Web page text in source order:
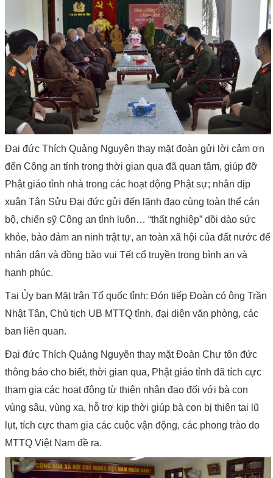
Đại đức Thích Quảng Nguyên thay mặt đoàn gửi lời cảm ơn
đến Công an tỉnh trong thời gian qua đã quan tâm, giúp đỡ
Phật giáo tỉnh nhà trong các hoạt động Phật sự; nhân dịp
xuân Tân Sửu Đại đức gửi đến lãnh đạo cùng toàn thể cán
bộ, chiến sỹ Công an tỉnh luôn… “thất nghiệp” dồi dào sức
khỏe, bảo đảm an ninh trật tự, an toàn xã hội của đất nước để
nhân dân và đồng bào vui Tết cổ truyền trong bình an và
hạnh phúc.
Tại Ủy ban Mặt trận Tổ quốc tỉnh: Đón tiếp Đoàn có ông Trần
Nhật Tân, Chủ tịch UB MTTQ tỉnh, đại diện văn phòng, các
ban liên quan.
Đại đức Thích Quảng Nguyên thay mặt Đoàn Chư tôn đức
thông báo cho biết, thời gian qua, Phật giáo tỉnh đã tích cực
tham gia các hoạt động từ thiện nhân đạo đối với bà con
vùng sâu, vùng xa, hỗ trợ kịp thời giúp bà con bị thiên tai lũ
lụt, tích cực tham gia các cuộc vận động, các phong trào do
MTTQ Việt Nam đề ra.